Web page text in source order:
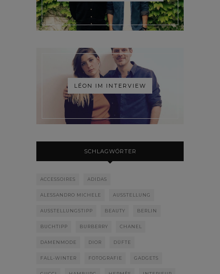
LÉON IM INTERVIEW
SCHLAGWÖRTER
ACCESSOIRES ADIDAS
ALESSANDRO MICHELE AUSSTELLUNG
AUSSTELLUNGSTIPP BEAUTY BERLIN
BUCHTIPP BURBERRY CHANEL
DAMENMODE DIOR DÜFTE
FALL-WINTER FOTOGRAFIE GADGETS